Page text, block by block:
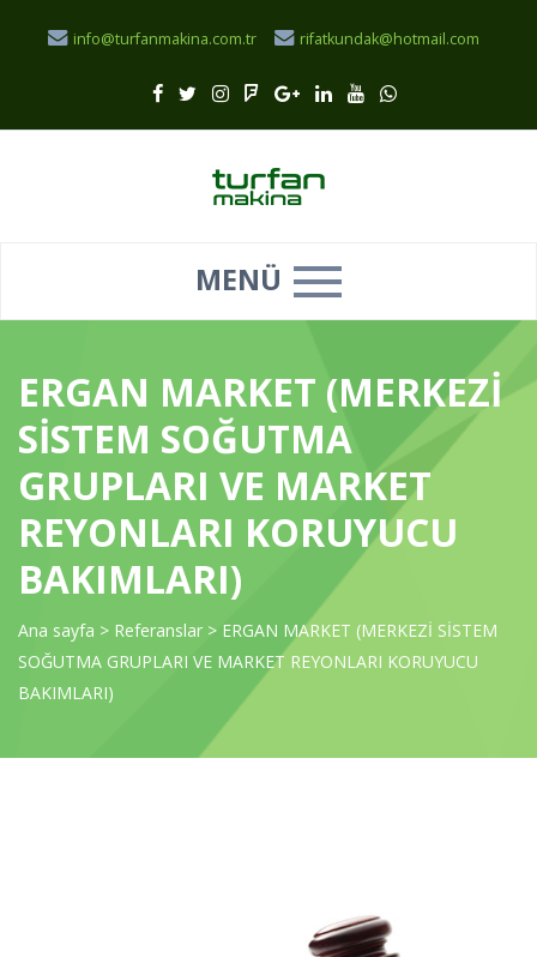
info@turfanmakina.com.tr rifatkundak@hotmail.com
MENÜ
ERGAN MARKET (MERKEZİ
SİSTEM SOĞUTMA
GRUPLARI VE MARKET
REYONLARI KORUYUCU
BAKIMLARI)
Ana sayfa > Referanslar > ERGAN MARKET (MERKEZİ SİSTEM
SOĞUTMA GRUPLARI VE MARKET REYONLARI KORUYUCU
BAKIMLARI)